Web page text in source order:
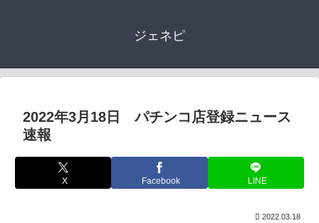
ジェネピ
2022年3月18日 パチンコ店登録ニュース
速報
X Facebook LINE
2022.03.18